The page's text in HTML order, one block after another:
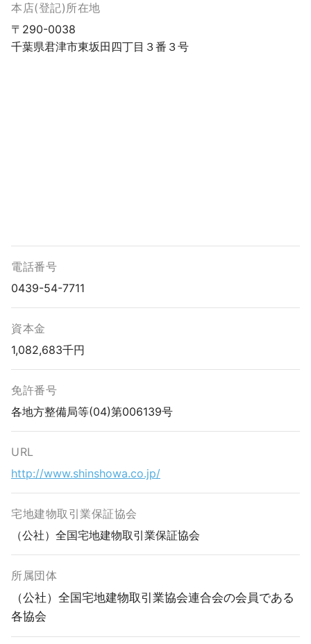
本店(登記)所在地
〒290-0038
千葉県君津市東坂田四丁目３番３号
電話番号
0439-54-7711
資本金
1,082,683千円
免許番号
各地方整備局等(04)第006139号
URL
http://www.shinshowa.co.jp/
宅地建物取引業保証協会
（公社）全国宅地建物取引業保証協会
所属団体
（公社）全国宅地建物取引業協会連合会の会員である
各協会